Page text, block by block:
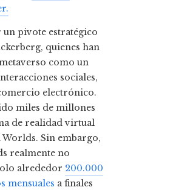
un pivote estratégico
quienes han
como un
sociales,
electrónico.
miles de millones
de realidad virtual
Sin embargo,
realmente no
alrededor 200.000
mensuales a finales